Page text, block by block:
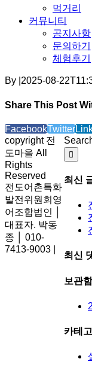
먹거리
커뮤니티
공지사항
문의하기
체험후기
By 2025-08-
Share This Post
FacebookTwitter
최신
최신
보관함
카테
copyright 전
도마을 All
Rights
Reserved
전도어촌특화
발전위원회영
어조합법인 │
대표자. 박동
종 │ 010-
7413-9003 |